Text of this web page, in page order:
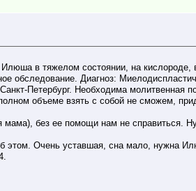
в тяжелом состоянии, на кислороде,
обследование. Диагноз:
Петербург. Необходима молитвенная
объеме взять с собой не сможем,
без ее помощи нам не справиться.
этом. Очень уставшая, сна мало, нужна